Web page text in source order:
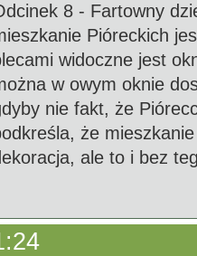
8 - Fartowny
Pióreckich
widoczne jest
w owym oknie
nie fakt, że
że
ale to i bez